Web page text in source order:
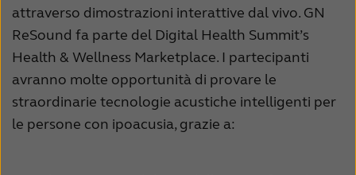
attraverso dimostrazioni interattive dal vivo. GN
ReSound fa parte del Digital Health Summit’s
Health & Wellness Marketplace. I partecipanti
avranno molte opportunità di provare le
straordinarie tecnologie acustiche intelligenti per
le persone con ipoacusia, grazie a: